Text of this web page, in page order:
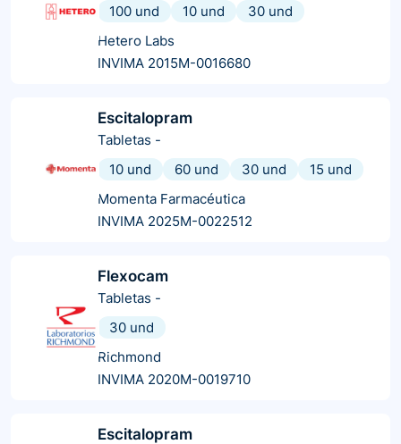
100 und
10 und
30 und
Hetero Labs
INVIMA 2015M-0016680
Escitalopram
Tabletas -
10 und
60 und 30 und
15 und
Momenta Farmacéutica
INVIMA 2025M-0022512
Flexocam
Tabletas -
30 und
Richmond
INVIMA 2020M-0019710
Escitalopram